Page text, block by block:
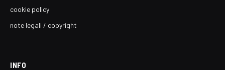
cookie policy
note legali / copyright
INFO